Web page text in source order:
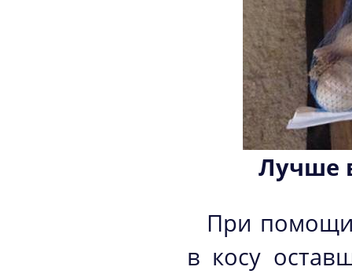
Лучше
При помощи
в косу